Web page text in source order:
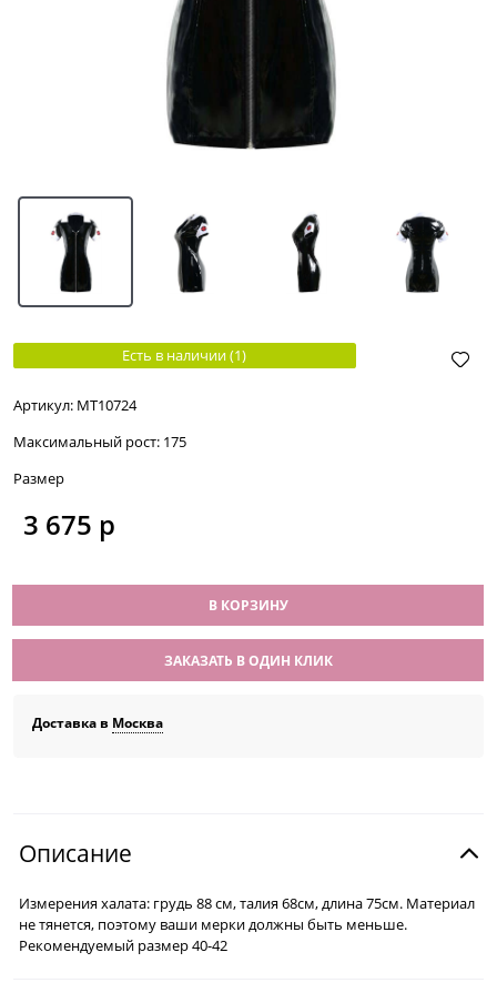
Есть в наличии (1)
Артикул: МТ10724
Максимальный рост: 175
Размер
3 675 р
В КОРЗИНУ
ЗАКАЗАТЬ В ОДИН КЛИК
Доставка в Москва
Описание
Измерения халата: грудь 88 см, талия 68см, длина 75см. Материал
не тянется, поэтому ваши мерки должны быть меньше.
Рекомендуемый размер 40-42